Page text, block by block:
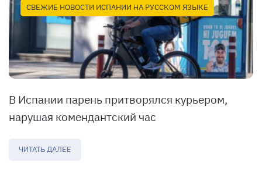
СВЕЖИЕ НОВОСТИ ИСПАНИИ НА РУССКОМ ЯЗЫКЕ
В Испании парень притворялся курьером,
нарушая комендантский час
ЧИТАТЬ ДАЛЕЕ